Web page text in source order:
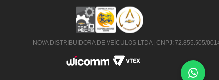
NOVA DISTRIBUIDORA DE VEÍCULOS LTDA | CNPJ: 72.855.505/